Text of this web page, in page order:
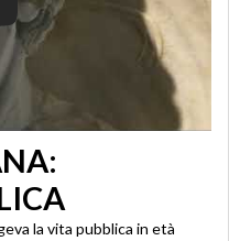
la vita pubblica in età